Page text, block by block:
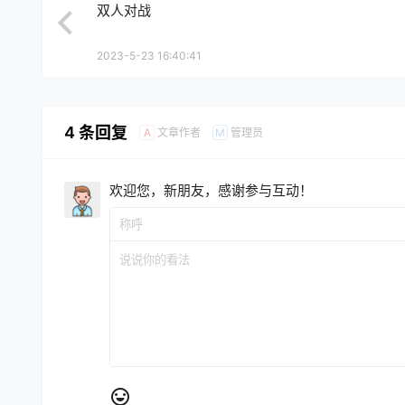
双人对战
2023-5-23 16:40:41
4 条回复 A 文章作者 M 管理员
欢迎您，新朋友，感谢参与互动！